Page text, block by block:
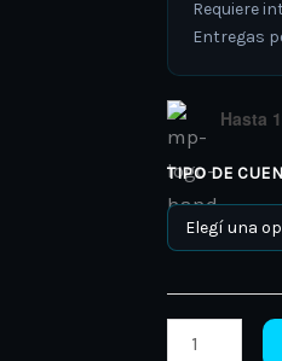
Requiere
Entregas
Hasta
TIPO DE